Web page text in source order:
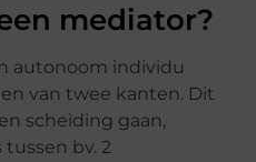
mediator?
autonoom individu
van twee kanten. Dit
scheiding gaan,
bv. 2